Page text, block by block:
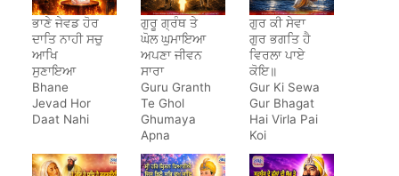
ਭਾਣੇ ਜੇਵਡ ਹੋਰ
ਦਾਤਿ ਨਾਹੀ ਸਚੁ
ਆਖਿ
ਸੁਣਾਇਆ
Bhane
Jevad Hor
Daat Nahi
ਗੁਰੂ ਗ੍ਰੰਥ ਤੇ
ਘੋਲ ਘੁਮਾਇਆ
ਅਪਣਾ ਜੀਵਨ
ਸਾਰਾ
Guru Granth
Te Ghol
Ghumaya
Apna
Jeewan
Saara
ਗੁਰ ਕੀ ਸੇਵਾ
ਗੁਰ ਭਗਤਿ ਹੈ
ਵਿਰਲਾ ਪਾਏ
ਕੋਇ॥
Gur Ki Sewa
Gur Bhagat
Hai Virla Pai
Koi